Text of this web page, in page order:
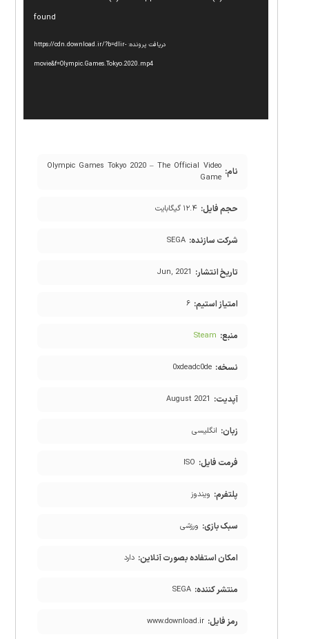
found
دریافت پرونده: https://cdn.download.ir/?b=dlir-
movie&f=Olympic.Games.Tokyo.2020.mp4
نام: Olympic Games Tokyo 2020 – The Official Video
Game
حجم فایل: ۱۲.۴ گیگابایت
شرکت سازنده: SEGA
تاریخ انتشار: Jun, 2021
امتیاز استیم: ۶
منبع: Steam
نسخه: 0xdeadc0de
آپدیت: August 2021
زبان: انگلیسی
فرمت فایل: ISO
پلتفرم: ویندوز
سبک بازی: ورزشی
امکان استفاده بصورت آنلاین: دارد
منتشر کننده: SEGA
رمز فایل: www.download.ir